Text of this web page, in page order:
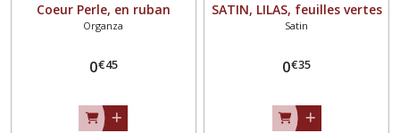
Coeur Perle, en ruban
organza irisé scintillant,
** à coudre ou à coller,
Organza
0€45
SATIN, LILAS, feuilles vertes
** 25 mm ** à coudre ou à
Satin
0€35